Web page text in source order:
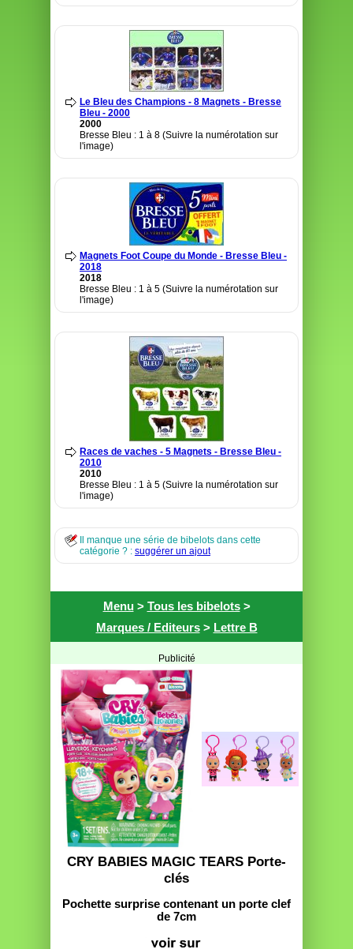
Le Bleu des Champions - 8 Magnets - Bresse
Bleu - 2000
2000
Bresse Bleu : 1 à 8 (Suivre la numérotation sur
l'image)
Magnets Foot Coupe du Monde - Bresse Bleu -
2018
2018
Bresse Bleu : 1 à 5 (Suivre la numérotation sur
l'image)
Races de vaches - 5 Magnets - Bresse Bleu -
2010
2010
Bresse Bleu : 1 à 5 (Suivre la numérotation sur
l'image)
Il manque une série de bibelots dans cette
catégorie ? : suggérer un ajout
Menu> Tous les bibelots>
Marques / Editeurs> Lettre B
Publicité
CRY BABIES MAGIC TEARS Porte-
clés
Pochette surprise contenant un porte clef
de 7cm